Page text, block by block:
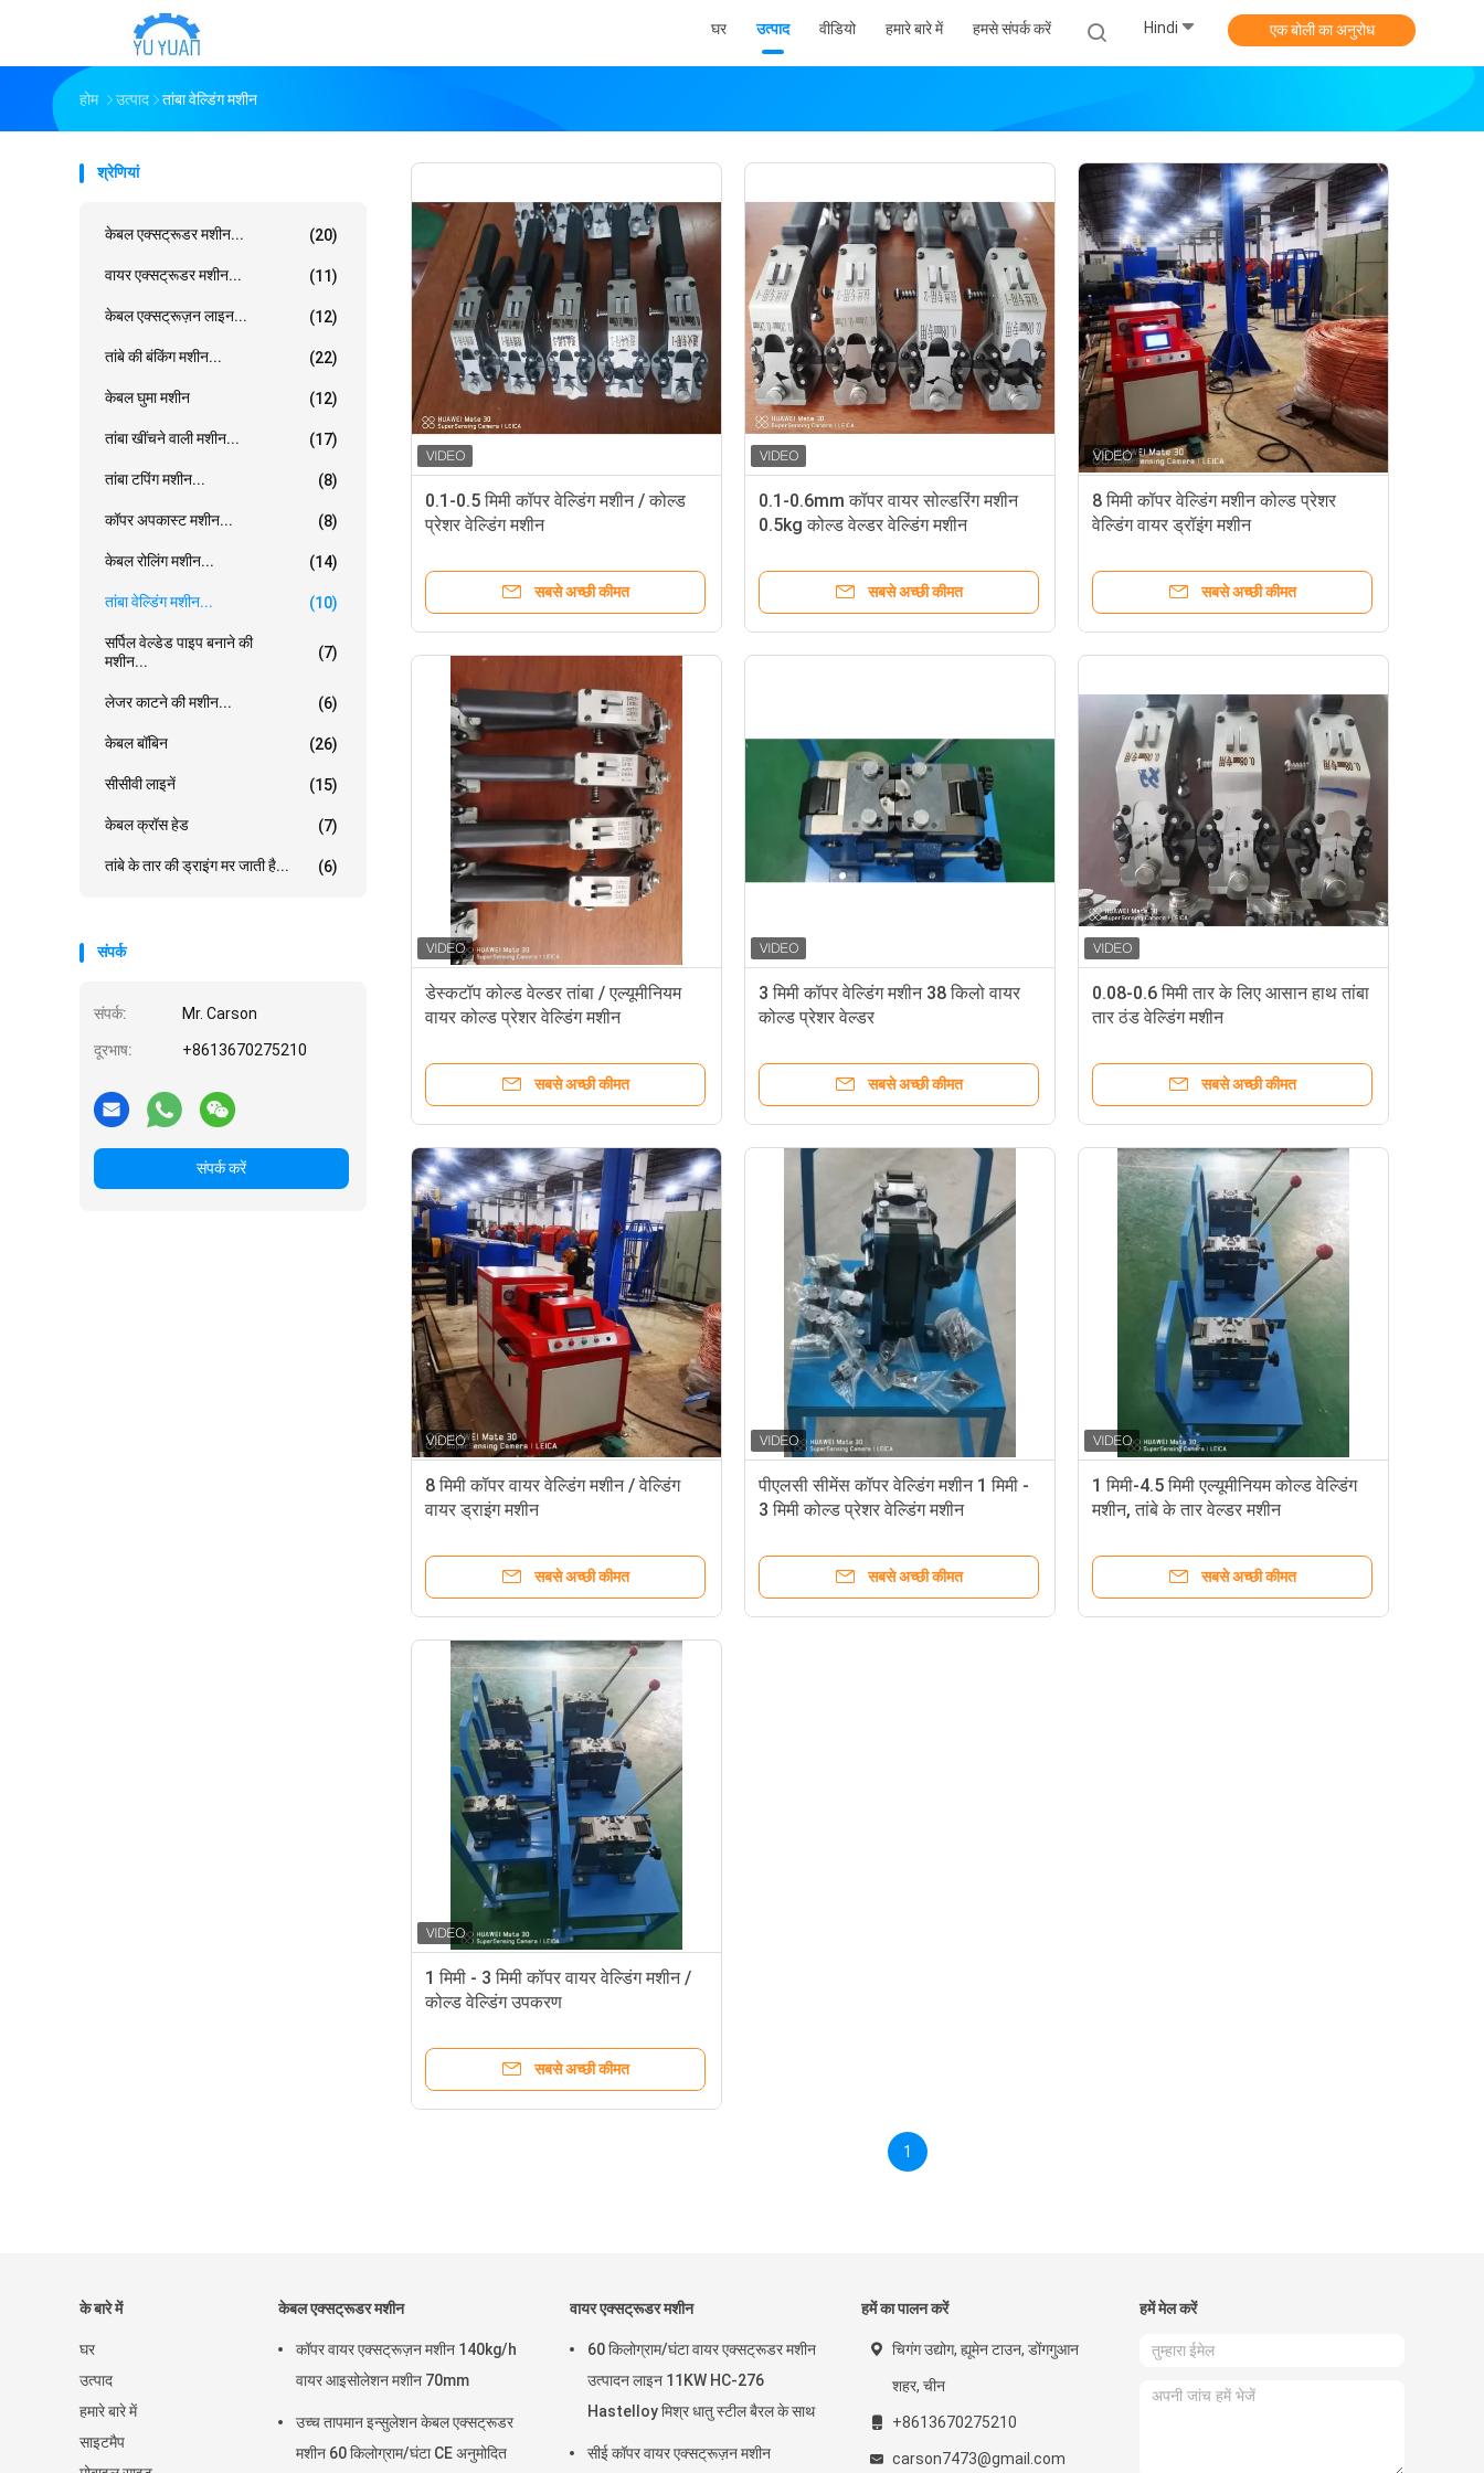
घर उत्पाद वीडियो हमारे बारे में हमसे संपर्क करें Hindi एक बोली का अनुरोध
होम उत्पाद तांबा वेल्डिंग मशीन
श्रेणियां
केबल एक्सट्रूडर मशीन... (20)
वायर एक्सट्रूडर मशीन... (11)
केबल एक्सट्रूज़न लाइन... (12)
तांबे की बंकिंग मशीन... (22)
केबल घुमा मशीन (12)
तांबा खींचने वाली मशीन... (17)
तांबा टपिंग मशीन... (8)
कॉपर अपकास्ट मशीन... (8)
केबल रोलिंग मशीन... (14)
तांबा वेल्डिंग मशीन... (10)
सर्पिल वेल्डेड पाइप बनाने की
मशीन...
(7)
लेजर काटने की मशीन... (6)
केबल बॉबिन (26)
सीसीवी लाइनें (15)
केबल क्रॉस हेड (7)
तांबे के तार की ड्राइंग मर जाती है... (6)
संपर्क
संपर्क: Mr. Carson
दूरभाष: +8613670275210
संपर्क करें
0.1-0.5 मिमी कॉपर वेल्डिंग मशीन / कोल्ड
प्रेशर वेल्डिंग मशीन
सबसे अच्छी कीमत
0.1-0.6mm कॉपर वायर सोल्डरिंग मशीन
0.5kg कोल्ड वेल्डर वेल्डिंग मशीन
सबसे अच्छी कीमत
8 मिमी कॉपर वेल्डिंग मशीन कोल्ड प्रेशर
वेल्डिंग वायर ड्रॉइंग मशीन
सबसे अच्छी कीमत
डेस्कटॉप कोल्ड वेल्डर तांबा / एल्यूमीनियम
वायर कोल्ड प्रेशर वेल्डिंग मशीन
सबसे अच्छी कीमत
3 मिमी कॉपर वेल्डिंग मशीन 38 किलो वायर
कोल्ड प्रेशर वेल्डर
सबसे अच्छी कीमत
0.08-0.6 मिमी तार के लिए आसान हाथ तांबा
तार ठंड वेल्डिंग मशीन
सबसे अच्छी कीमत
8 मिमी कॉपर वायर वेल्डिंग मशीन / वेल्डिंग
वायर ड्राइंग मशीन
सबसे अच्छी कीमत
पीएलसी सीमेंस कॉपर वेल्डिंग मशीन 1 मिमी -
3 मिमी कोल्ड प्रेशर वेल्डिंग मशीन
सबसे अच्छी कीमत
1 मिमी-4.5 मिमी एल्यूमीनियम कोल्ड वेल्डिंग
मशीन, तांबे के तार वेल्डर मशीन
सबसे अच्छी कीमत
1 मिमी - 3 मिमी कॉपर वायर वेल्डिंग मशीन /
कोल्ड वेल्डिंग उपकरण
सबसे अच्छी कीमत
1
के बारे में
घर
उत्पाद
हमारे बारे में
साइटमैप
केबल एक्सट्रूडर मशीन
कॉपर वायर एक्सट्रूज़न मशीन 140kg/h
वायर आइसोलेशन मशीन 70mm
उच्च तापमान इन्सुलेशन केबल एक्सट्रूडर
मशीन 60 किलोग्राम/घंटा CE अनुमोदित
वायर एक्सट्रूडर मशीन
60 किलोग्राम/घंटा वायर एक्सट्रूडर मशीन
उत्पादन लाइन 11KW HC-276
Hastelloy मिश्र धातु स्टील बैरल के साथ
सीई कॉपर वायर एक्सट्रूज़न मशीन
हमें का पालन करें
चिगंग उद्योग, ह्यूमेन टाउन, डोंगगुआन
शहर, चीन
+8613670275210
carson7473@gmail.com
हमें मेल करें